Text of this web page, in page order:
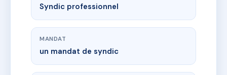
Syndic professionnel
MANDAT
un mandat de syndic